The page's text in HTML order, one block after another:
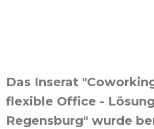
Das Inserat
flexible Office -
Regensburg" wurde